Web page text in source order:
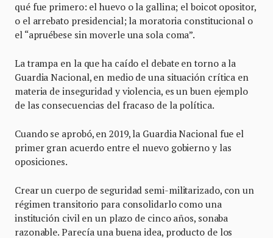
qué fue primero: el huevo o la gallina; el boicot opositor,
o el arrebato presidencial; la moratoria constitucional o
el “apruébese sin moverle una sola coma”.
La trampa en la que ha caído el debate en torno a la
Guardia Nacional, en medio de una situación crítica en
materia de inseguridad y violencia, es un buen ejemplo
de las consecuencias del fracaso de la política.
Cuando se aprobó, en 2019, la Guardia Nacional fue el
primer gran acuerdo entre el nuevo gobierno y las
oposiciones.
Crear un cuerpo de seguridad semi-militarizado, con un
régimen transitorio para consolidarlo como una
institución civil en un plazo de cinco años, sonaba
razonable. Parecía una buena idea, producto de los